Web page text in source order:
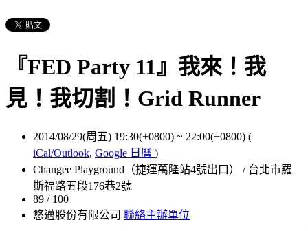
『FED Party 11』我來！我
見！我切割！Grid Runner
2014/08/29(周五) 19:30(+0800) ~ 22:00(+0800) (
iCal/Outlook, Google 日曆 )
Changee Playground（捷運萬隆站4號出口） / 台北市羅
斯福路五段176巷2號
89 / 100
悠邁股份有限公司 聯絡主辦單位